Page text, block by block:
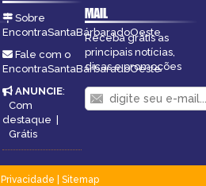
Sobre
EncontraSantaBárbaradoOeste
Fale com o
EncontraSantaBárbaradoOeste
ANUNCIE:
Com
destaque |
Grátis
MAIL
Receba grátis as
principais notícias,
dicas e promoções
Privacidade
Sitemap